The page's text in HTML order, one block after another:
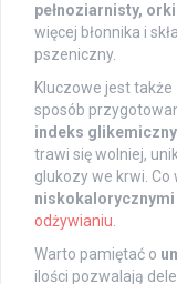
pełnoziarnisty,
więcej błonnika i
pszeniczny.
Kluczowe jest także
sposób
indeks glikemiczny
trawi się wolniej,
glukozy we krwi. Co
odżywianiu.
Warto pamiętać o
ilości pozwalają